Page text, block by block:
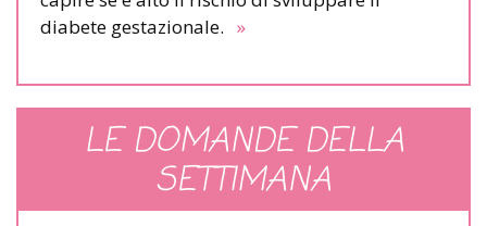
diabete gestazionale. »
LE DOMANDE DELLA
SETTIMANA